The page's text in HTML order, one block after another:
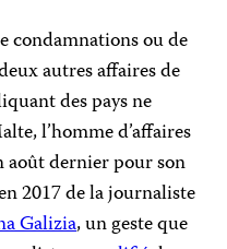
condamnations ou de
autres affaires de
des pays ne
l’homme d’affaires
août dernier pour son
2017 de la journaliste
Galizia, un geste que